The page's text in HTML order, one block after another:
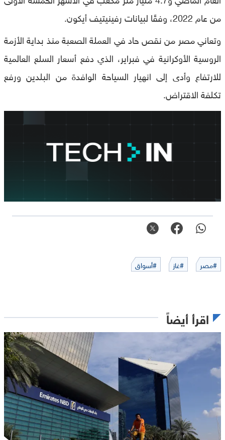
من عام 2022، وفقًا لبيانات رفينيتيف أيكون.
وتعاني مصر من نقص حاد في العملة الصعبة منذ بداية الأزمة
الروسية الأوكرانية في فبراير، الذي دفع أسعار السلع العالمية
للارتفاع وأدى إلى انهيار السياحة الوافدة من البلدين ورفع
تكلفة الاقتراض.
#مصر #غاز #أسواق
اقرأ أيضاً